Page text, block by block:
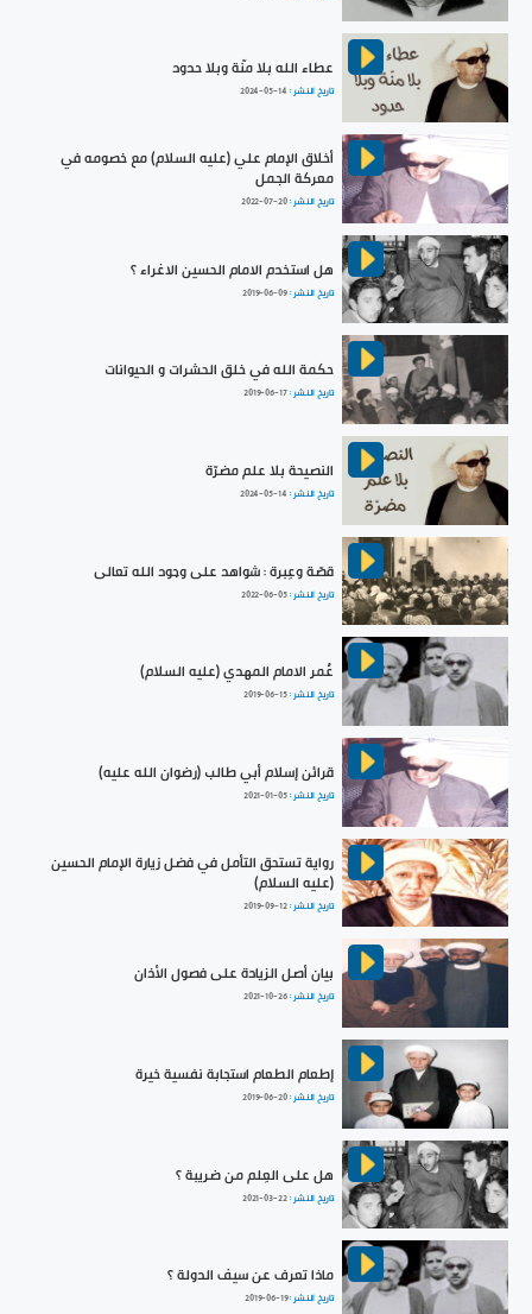
عطاء الله بلا منّة وبلا حدود
تاريخ النشر : 2024-05-14
أخلاق الإمام علي (عليه السلام) مع خصومه في
معركة الجمل
تاريخ النشر :2022-07-20
هل استخدم الامام الحسين الاغراء ؟
تاريخ النشر :2019-06-09
حكمة الله في خلق الحشرات و الحيوانات
تاريخ النشر :2019-06-17
النصيحة بلا علم مضرّة
تاريخ النشر : 2024-05-14
قصّة وعِبرة : شواهد على وجود الله تعالى
تاريخ النشر :2022-06-05
عُمر الامام المهدي (عليه السلام)
تاريخ النشر :2019-06-15
قرائن إسلام أبي طالب (رضوان الله عليه)
تاريخ النشر :2021-01-05
رواية تستحق التأمل في فضل زيارة الإمام الحسين
(عليه السلام)
تاريخ النشر :2019-09-12
بيان أصل الزيادة على فصول الأذان
تاريخ النشر :2021-10-26
إطعام الطعام استجابة نفسية خيرة
تاريخ النشر :2019-06-20
هل على العِلم من ضريبة ؟
تاريخ النشر :2021-03-22
ماذا تعرف عن سيف الدولة ؟
تاريخ النشر :2019-06-19